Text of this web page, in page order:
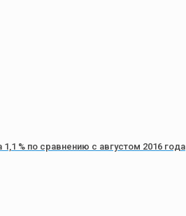
% по сравнению с августом 2016 года